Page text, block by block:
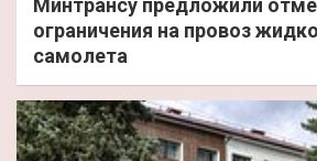
Минтрансу предложили
ограничения на провоз
самолета